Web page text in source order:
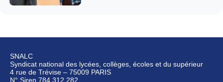
SNALC
Syndicat national des lycées, collèges, écoles et du supérieur
4 rue de Trévise – 75009 PARIS
N° Siren 784 312 282